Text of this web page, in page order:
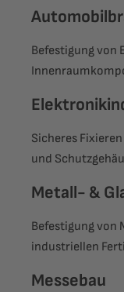
Befestigung von
Sicheres
und
Metall- &
Befestigung von
industriellen
Messebau